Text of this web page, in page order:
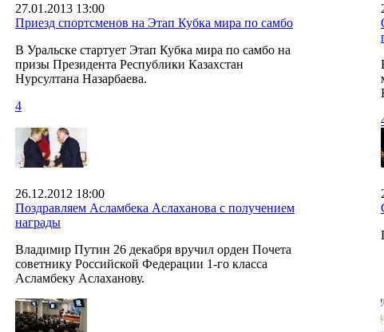
27.01.2013 13:00
Приезд спортсменов на Этап Кубка мира по самбо
В Уральске стартует Этап Кубка мира по самбо на
призы Президента Республики Казахстан
Нурсултана Назарбаева.
4
26.12.2012 18:00
Поздравляем Асламбека Аслаханова с получением
награды
Владимир Путин 26 декабря вручил орден Почета
советнику Российской Федерации 1-го класса
Асламбеку Аслаханову.